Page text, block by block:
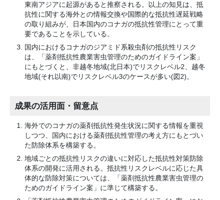
東南アジアに起源があると推察される。以上の知見は、抵
抗性に関する海外との情報交換や国際的な抵抗性遅延戦略
の取り組みが、日本国内のコナガの抵抗性管理にとって重
要であることを示している。
国内におけるコナガのジアミド系殺虫剤の抵抗性リスク
は、「薬剤抵抗性農業害虫管理のためのガイドライン案」
にもとづくと、非越冬地域(北日本)でリスクレベル2、越冬
地域(それ以南)でリスクレベル3のケースが多い(図2)。
成果の活用面・留意点
海外でのコナガの薬剤抵抗性発生状況に関する情報を重視
しつつ、国内における薬剤抵抗性管理の考え方にもとづい
た防除体系を構築する。
地域ごとの抵抗性リスクの違いに対応した抵抗性対策防除
体系の開発に活用される。抵抗性リスクレベルに応じた具
体的な防除対策については、「薬剤抵抗性農業害虫管理の
ためのガイドライン案」に準じて構築する。